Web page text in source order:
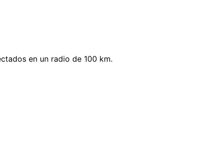
en un radio de 100 km.